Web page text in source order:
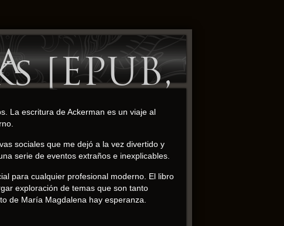
[EPUB,
La escritura de Ackerman es un viaje al
sociales que me dejó a la vez divertido y
serie de eventos extraños e inexplicables.
para cualquier profesional moderno. El libro
exploración de temas que son tanto
de María Magdalena hay esperanza.